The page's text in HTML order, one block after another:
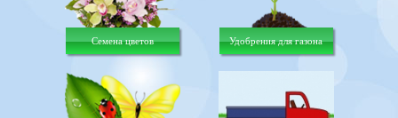
Семена цветов Удобрения для газона